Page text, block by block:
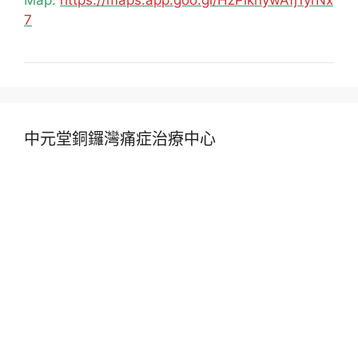
7
中元堂銅鑼灣痛症治療中心